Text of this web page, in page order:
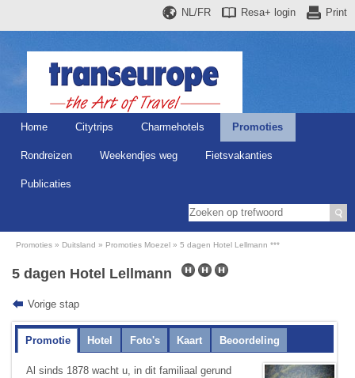
Print
Resa+ login
NL/FR
Home Citytrips Charmehotels Promoties
Rondreizen Weekendjes weg Fietsvakanties
Publicaties
Promoties Duitsland Promoties Moezel 5 dagen Hotel Lellmann ***
5 dagen Hotel Lellmann
Vorige stap
Promotie Hotel Foto's Kaart Beoordeling
Al sinds 1878 wacht u, in dit familiaal gerund